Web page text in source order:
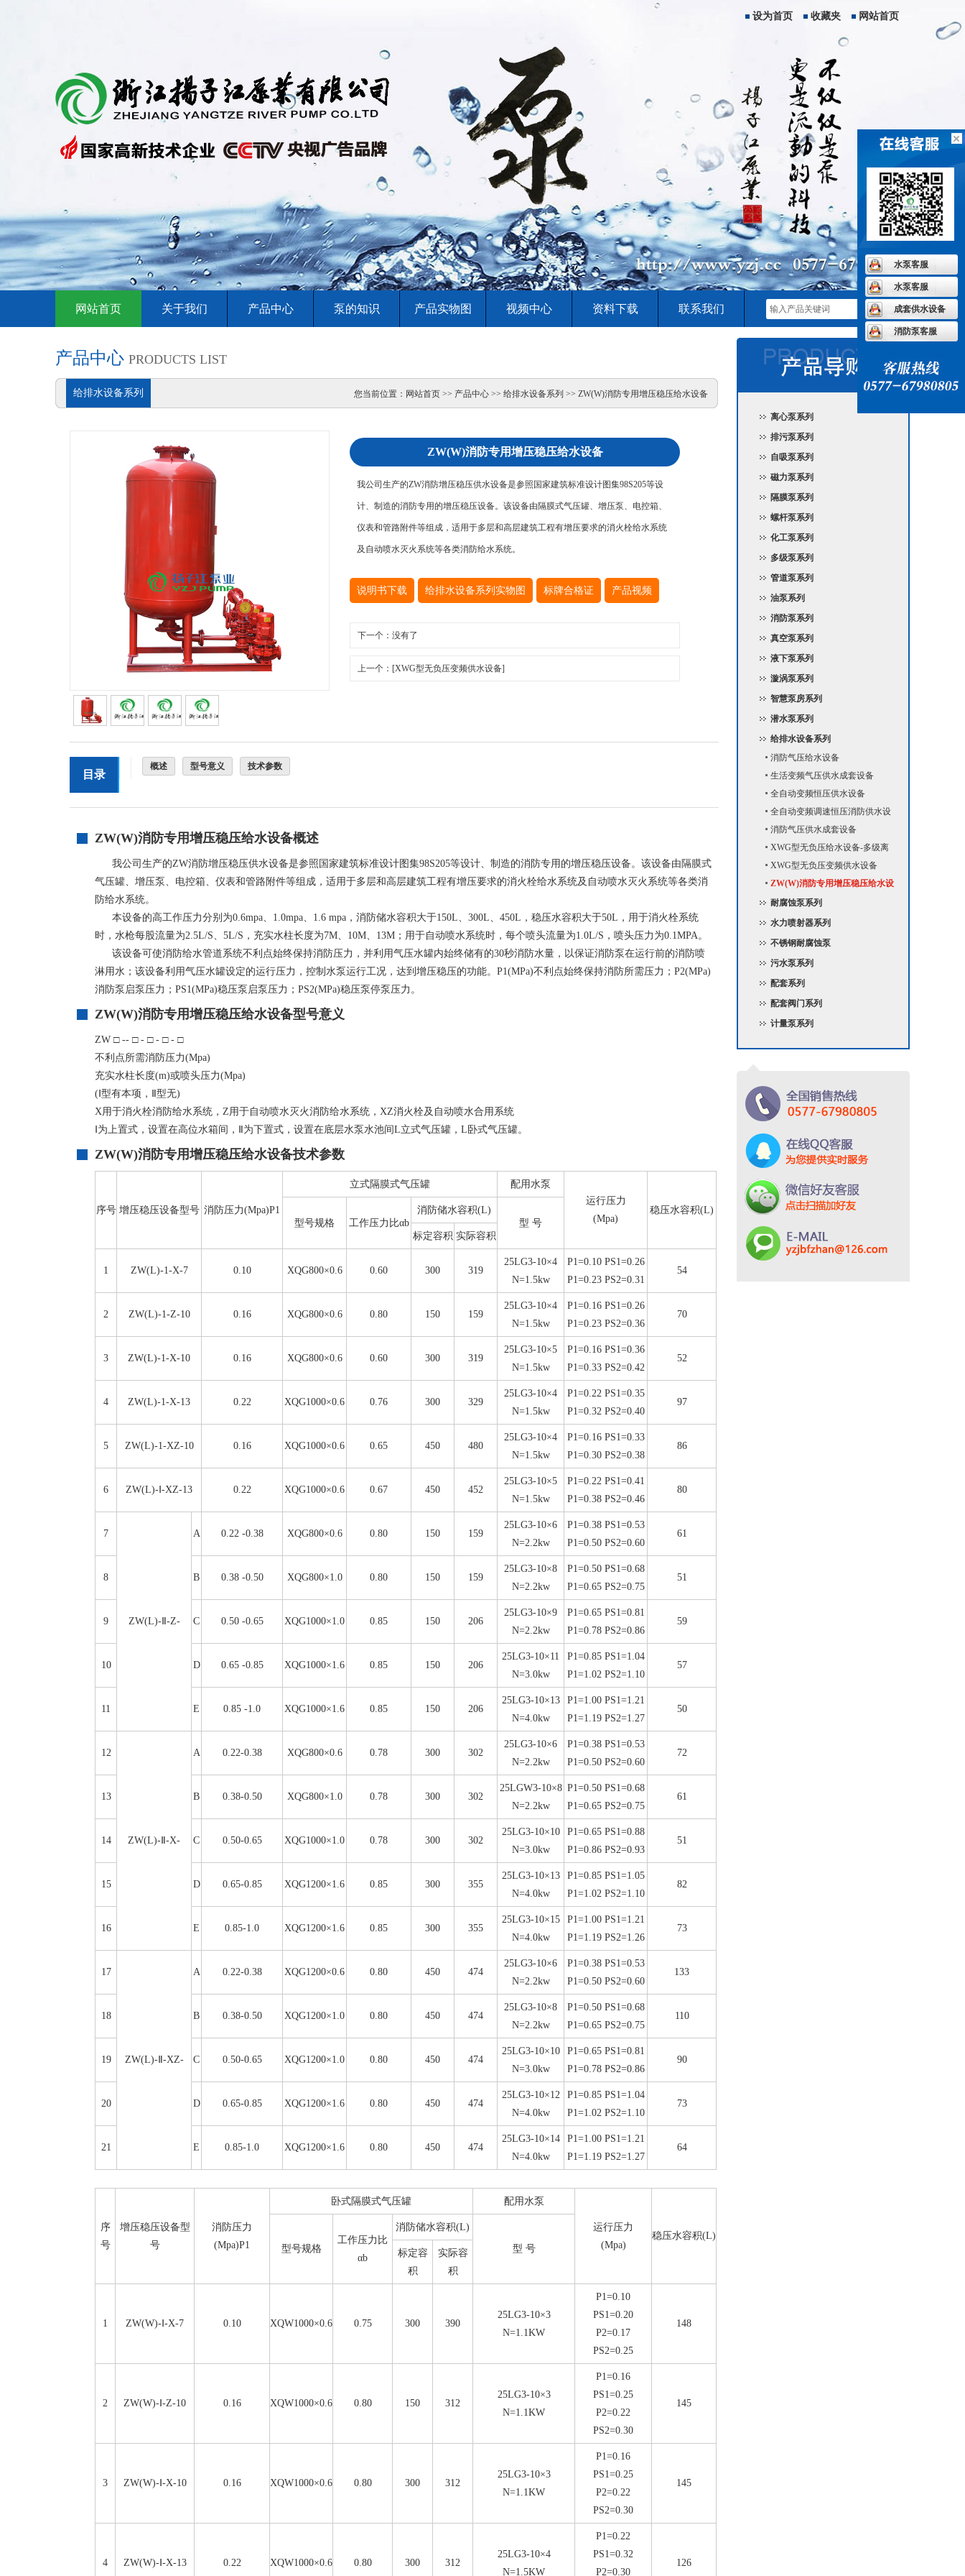
水泵客服
水泵客服
成套供水设备
消防泵客服
网站首页
收藏夹
设为首页
网站首页 关于我们 产品中心 泵的知识 产品实物图 视频中心 资料下载 联系我们
产品中心 PRODUCTS LIST
给排水设备系列 您当前位置：网站首页 >> 产品中心 >> 给排水设备系列 >> ZW(W)消防专用增压稳压给水设备
ZW(W)消防专用增压稳压给水设备
我公司生产的ZW消防增压稳压供水设备是参照国家建筑标准设计图集98S205等设
计、制造的消防专用的增压稳压设备。该设备由隔膜式气压罐、增压泵、电控箱、
仪表和管路附件等组成，适用于多层和高层建筑工程有增压要求的消火栓给水系统
及自动喷水灭火系统等各类消防给水系统。
说明书下载 给排水设备系列实物图 标牌合格证 产品视频
下一个：没有了
上一个：[XWG型无负压变频供水设备]
目录
概述 型号意义 技术参数
ZW(W)消防专用增压稳压给水设备概述
我公司生产的ZW消防增压稳压供水设备是参照国家建筑标准设计图集98S205等设计、制造的消防专用的增压稳压设备。该设备由隔膜式
气压罐、增压泵、电控箱、仪表和管路附件等组成，适用于多层和高层建筑工程有增压要求的消火栓给水系统及自动喷水灭火系统等各类消
防给水系统。
本设备的高工作压力分别为0.6mpa、1.0mpa、1.6 mpa，消防储水容积大于150L、300L、450L，稳压水容积大于50L，用于消火栓系统
时，水枪每股流量为2.5L/S、5L/S，充实水柱长度为7M、10M、13M；用于自动喷水系统时，每个喷头流量为1.0L/S，喷头压力为0.1MPA。
该设备可使消防给水管道系统不利点始终保持消防压力，并利用气压水罐内始终储有的30秒消防水量，以保证消防泵在运行前的消防喷
淋用水；该设备利用气压水罐设定的运行压力，控制水泵运行工况，达到增压稳压的功能。P1(MPa)不利点始终保持消防所需压力；P2(MPa)
消防泵启泵压力；PS1(MPa)稳压泵启泵压力；PS2(MPa)稳压泵停泵压力。
ZW(W)消防专用增压稳压给水设备型号意义
ZW □ -- □ - □ - □ - □
不利点所需消防压力(Mpa)
充实水柱长度(m)或喷头压力(Mpa)
(Ⅰ型有本项，Ⅱ型无)
X用于消火栓消防给水系统，Z用于自动喷水灭火消防给水系统，XZ消火栓及自动喷水合用系统
Ⅰ为上置式，设置在高位水箱间，Ⅱ为下置式，设置在底层水泵水池间L立式气压罐，L卧式气压罐。
ZW(W)消防专用增压稳压给水设备技术参数
序号 增压稳压设备型号 消防压力(Mpa)P1
立式隔膜式气压罐
配用水泵
运行压力
(Mpa)
稳压水容积(L)
型号规格
工作压力比αb
消防储水容积(L)
型 号
标定容积 实际容积
1 ZW(L)-1-X-7 0.10 XQG800×0.6 0.60 300 319
25LG3-10×4
N=1.5kw
P1=0.10 PS1=0.26
P1=0.23 PS2=0.31
54
2 ZW(L)-1-Z-10 0.16 XQG800×0.6 0.80 150 159
25LG3-10×4
N=1.5kw
P1=0.16 PS1=0.26
P1=0.23 PS2=0.36
70
3 ZW(L)-1-X-10 0.16 XQG800×0.6 0.60 300 319
25LG3-10×5
N=1.5kw
P1=0.16 PS1=0.36
P1=0.33 PS2=0.42
52
4 ZW(L)-1-X-13 0.22 XQG1000×0.6 0.76 300 329
25LG3-10×4
N=1.5kw
P1=0.22 PS1=0.35
P1=0.32 PS2=0.40
97
5 ZW(L)-1-XZ-10 0.16 XQG1000×0.6 0.65 450 480
25LG3-10×4
N=1.5kw
P1=0.16 PS1=0.33
P1=0.30 PS2=0.38
86
6 ZW(L)-Ⅰ-XZ-13 0.22 XQG1000×0.6 0.67 450 452
25LG3-10×5
N=1.5kw
P1=0.22 PS1=0.41
P1=0.38 PS2=0.46
80
7
ZW(L)-Ⅱ-Z-
A 0.22 -0.38 XQG800×0.6 0.80 150 159
25LG3-10×6
N=2.2kw
P1=0.38 PS1=0.53
P1=0.50 PS2=0.60
61
8 B 0.38 -0.50 XQG800×1.0 0.80 150 159
25LG3-10×8
N=2.2kw
P1=0.50 PS1=0.68
P1=0.65 PS2=0.75
51
9 C 0.50 -0.65 XQG1000×1.0 0.85 150 206
25LG3-10×9
N=2.2kw
P1=0.65 PS1=0.81
P1=0.78 PS2=0.86
59
10 D 0.65 -0.85 XQG1000×1.6 0.85 150 206
25LG3-10×11
N=3.0kw
P1=0.85 PS1=1.04
P1=1.02 PS2=1.10
57
11 E 0.85 -1.0 XQG1000×1.6 0.85 150 206
25LG3-10×13
N=4.0kw
P1=1.00 PS1=1.21
P1=1.19 PS2=1.27
50
12
ZW(L)-Ⅱ-X-
A 0.22-0.38 XQG800×0.6 0.78 300 302
25LG3-10×6
N=2.2kw
P1=0.38 PS1=0.53
P1=0.50 PS2=0.60
72
13 B 0.38-0.50 XQG800×1.0 0.78 300 302
25LGW3-10×8
N=2.2kw
P1=0.50 PS1=0.68
P1=0.65 PS2=0.75
61
14 C 0.50-0.65 XQG1000×1.0 0.78 300 302
25LG3-10×10
N=3.0kw
P1=0.65 PS1=0.88
P1=0.86 PS2=0.93
51
15 D 0.65-0.85 XQG1200×1.6 0.85 300 355
25LG3-10×13
N=4.0kw
P1=0.85 PS1=1.05
P1=1.02 PS2=1.10
82
16 E 0.85-1.0 XQG1200×1.6 0.85 300 355
25LG3-10×15
N=4.0kw
P1=1.00 PS1=1.21
P1=1.19 PS2=1.26
73
17
ZW(L)-Ⅱ-XZ-
A 0.22-0.38 XQG1200×0.6 0.80 450 474
25LG3-10×6
N=2.2kw
P1=0.38 PS1=0.53
P1=0.50 PS2=0.60
133
18 B 0.38-0.50 XQG1200×1.0 0.80 450 474
25LG3-10×8
N=2.2kw
P1=0.50 PS1=0.68
P1=0.65 PS2=0.75
110
19 C 0.50-0.65 XQG1200×1.0 0.80 450 474
25LG3-10×10
N=3.0kw
P1=0.65 PS1=0.81
P1=0.78 PS2=0.86
90
20 D 0.65-0.85 XQG1200×1.6 0.80 450 474
25LG3-10×12
N=4.0kw
P1=0.85 PS1=1.04
P1=1.02 PS2=1.10
73
21 E 0.85-1.0 XQG1200×1.6 0.80 450 474
25LG3-10×14
N=4.0kw
P1=1.00 PS1=1.21
P1=1.19 PS2=1.27
64
序
号
增压稳压设备型
号
消防压力
(Mpa)P1
卧式隔膜式气压罐 配用水泵
运行压力
(Mpa)
稳压水容积(L)
型号规格
工作压力比
αb
消防储水容积(L)
型 号
标定容
积
实际容
积
1 ZW(W)-Ⅰ-X-7 0.10 XQW1000×0.6 0.75 300 390
25LG3-10×3
N=1.1KW
P1=0.10
PS1=0.20
P2=0.17
PS2=0.25
148
2 ZW(W)-Ⅰ-Z-10 0.16 XQW1000×0.6 0.80 150 312
25LG3-10×3
N=1.1KW
P1=0.16
PS1=0.25
P2=0.22
PS2=0.30
145
3 ZW(W)-Ⅰ-X-10 0.16 XQW1000×0.6 0.80 300 312
25LG3-10×3
N=1.1KW
P1=0.16
PS1=0.25
P2=0.22
PS2=0.30
145
4 ZW(W)-Ⅰ-X-13 0.22 XQW1000×0.6 0.80 300 312
25LG3-10×4
N=1.5KW
P1=0.22
PS1=0.32
P2=0.30
126
离心泵系列
排污泵系列
自吸泵系列
磁力泵系列
隔膜泵系列
螺杆泵系列
化工泵系列
多级泵系列
管道泵系列
油泵系列
消防泵系列
真空泵系列
液下泵系列
漩涡泵系列
智慧泵房系列
潜水泵系列
给排水设备系列
消防气压给水设备
生活变频气压供水成套设备
全自动变频恒压供水设备
全自动变频调速恒压消防供水设
消防气压供水成套设备
XWG型无负压给水设备-多级离
心泵 XWG型无负压变频供水设备
ZW(W)消防专用增压稳压给水设
备
耐腐蚀泵系列
水力喷射器系列
不锈钢耐腐蚀泵
污水泵系列
配套系列
配套阀门系列
计量泵系列